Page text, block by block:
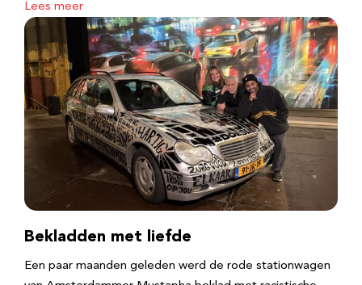
Lees meer
Bekladden met liefde
Een paar maanden geleden werd de rode stationwagen